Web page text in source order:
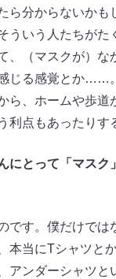
ら分からないかも
ういう人たちがた
、（マスクが）な
じる感覚とか……
ら、ホームや歩道
利点もあったりす
とって「マスク
です。僕だけでは
本当にTシャツと
アンダーシャツと